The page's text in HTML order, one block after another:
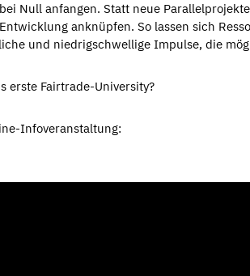
Null anfangen. Statt neue
anknüpfen. So lassen sich
und niedrigschwellige Impulse, die
erste Fairtrade-University?
Infoveranstaltung: